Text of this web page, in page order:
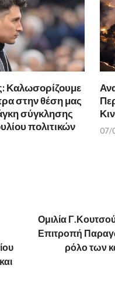
Καλωσορίζουμε
στην θέση μας
σύγκλησης
πολιτικών
07/
Ομιλία
Επιτροπή
ρόλο των